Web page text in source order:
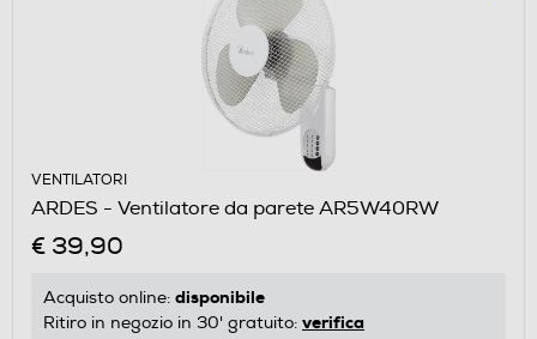
VENTILATORI
ARDES - Ventilatore da parete AR5W40RW
€ 39,90
Acquisto online: disponibile
Ritiro in negozio in 30' gratuito: verifica